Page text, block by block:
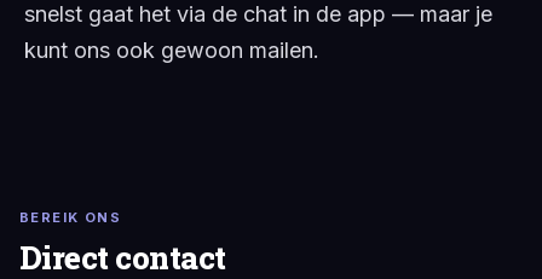
snelst gaat het via de chat in de app — maar je
kunt ons ook gewoon mailen.
BEREIK ONS
Direct contact